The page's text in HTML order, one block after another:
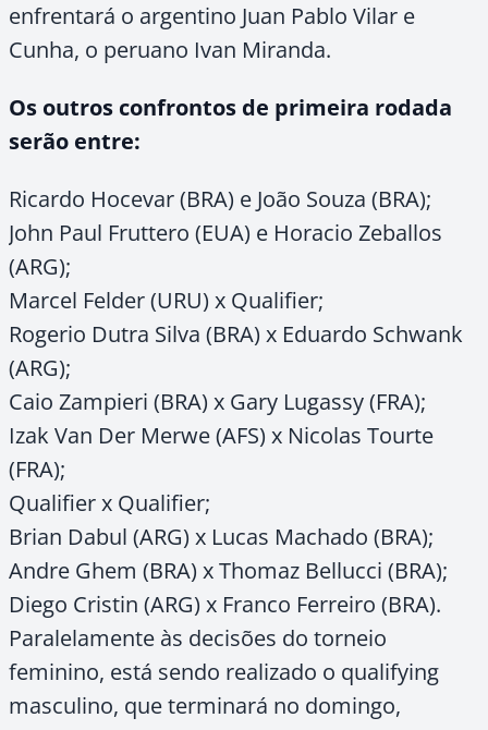
enfrentará o argentino Juan Pablo Vilar e
Cunha, o peruano Ivan Miranda.
Os outros confrontos de primeira rodada
serão entre:
Ricardo Hocevar (BRA) e João Souza (BRA);
John Paul Fruttero (EUA) e Horacio Zeballos
(ARG);
Marcel Felder (URU) x Qualifier;
Rogerio Dutra Silva (BRA) x Eduardo Schwank
(ARG);
Caio Zampieri (BRA) x Gary Lugassy (FRA);
Izak Van Der Merwe (AFS) x Nicolas Tourte
(FRA);
Qualifier x Qualifier;
Brian Dabul (ARG) x Lucas Machado (BRA);
Andre Ghem (BRA) x Thomaz Bellucci (BRA);
Diego Cristin (ARG) x Franco Ferreiro (BRA).
Paralelamente às decisões do torneio
feminino, está sendo realizado o qualifying
masculino, que terminará no domingo,